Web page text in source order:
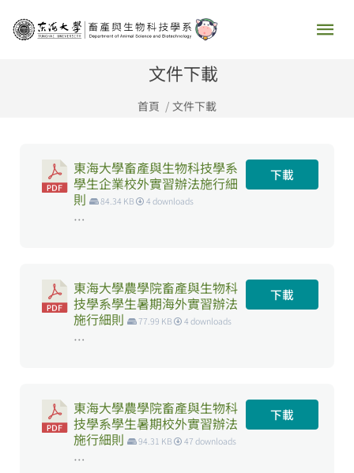
主
文件下載
首頁 文件下載
東海大學畜產與生物科技學系
學生企業校外實習辦法施行細
則
84.34 KB 4 downloads
…
下載
東海大學農學院畜產與生物科
技學系學生暑期海外實習辦法
施行細則
77.99 KB 4 downloads
…
下載
東海大學農學院畜產與生物科
技學系學生暑期校外實習辦法
施行細則
94.31 KB 47 downloads
…
下載